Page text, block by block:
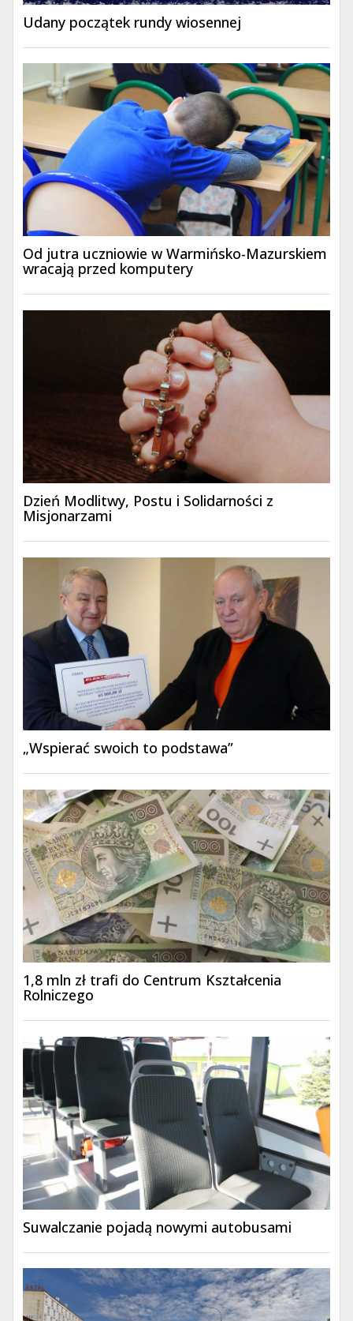
Udany początek rundy wiosennej
Od jutra uczniowie w Warmińsko-Mazurskiem
wracają przed komputery
Dzień Modlitwy, Postu i Solidarności z
Misjonarzami
„Wspierać swoich to podstawa”
1,8 mln zł trafi do Centrum Kształcenia
Rolniczego
Suwalczanie pojadą nowymi autobusami